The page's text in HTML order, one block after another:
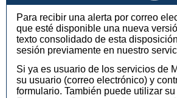
Para recibir una alerta por correo
que esté disponible una nueva
texto consolidado de esta
sesión previamente en nuestro
Si ya es usuario de los servicios de
su usuario (correo electrónico) y
formulario. También puede utilizar